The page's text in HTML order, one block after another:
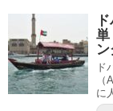
単
ド
に